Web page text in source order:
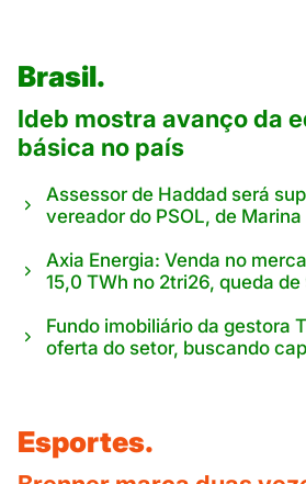
Brasil.
Ideb mostra avanço da
básica no país
Assessor de Haddad será
vereador do PSOL, de Marina
Axia Energia: Venda no
15,0 TWh no 2tri26, queda de
Fundo imobiliário da gestora
oferta do setor, buscando
Esportes.